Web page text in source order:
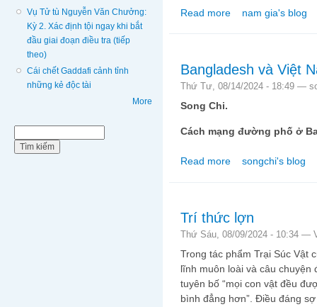
Vụ Tử tù Nguyễn Văn Chưởng:
Kỳ 2. Xác định tội ngay khi bắt
đầu giai đoạn điều tra (tiếp
theo)
Cái chết Gaddafi cảnh tỉnh
những kẻ độc tài
More
Read more about Phở hay bất
nam gia's blog
Bangladesh và Việt
Thứ Tư, 08/14/2024 - 18:49 —
Song Chi.
Cách mạng đường phố ở
Read more about Bangladesh và
songchi's blog
Trí thức lợn
Thứ Sáu, 08/09/2024 - 10:34 —
Trong tác phẩm Trại Súc Vật
lĩnh muôn loài và câu
tuyên bố “mọi con vật đều
bình đẳng hơn”. Điều đáng